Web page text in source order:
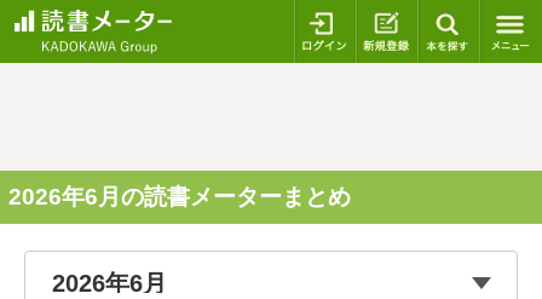
ログイン 新規登録
2026年6月の読書メーターまとめ